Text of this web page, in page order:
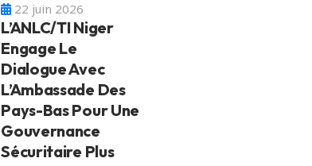
22 juin 2026
L’ANLC/TI Niger
Engage Le
Dialogue Avec
L’Ambassade Des
Pays-Bas Pour Une
Gouvernance
Sécuritaire Plus